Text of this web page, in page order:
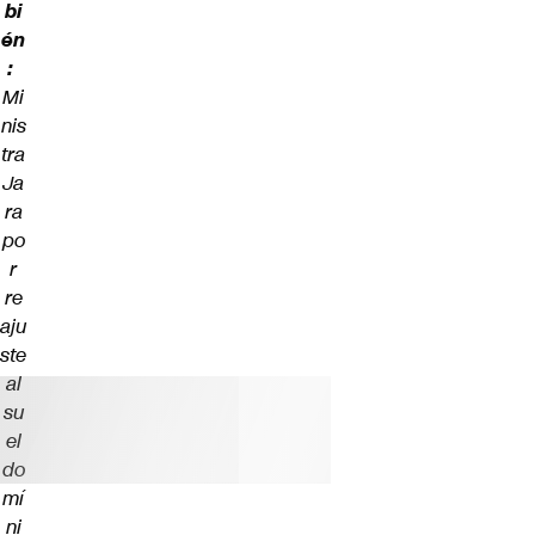
bi
én
:
Mi
nis
tra
Ja
ra
po
r
re
aju
ste
al
su
el
do
mí
ni